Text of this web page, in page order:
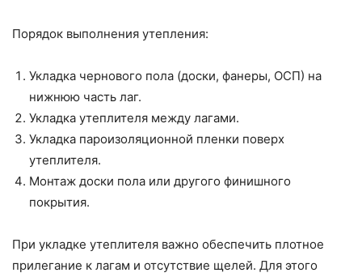
Порядок выполнения утепления:
Укладка чернового пола (доски, фанеры, ОСП) на
нижнюю часть лаг.
Укладка утеплителя между лагами.
Укладка пароизоляционной пленки поверх
утеплителя.
Монтаж доски пола или другого финишного
покрытия.
При укладке утеплителя важно обеспечить плотное
прилегание к лагам и отсутствие щелей. Для этого